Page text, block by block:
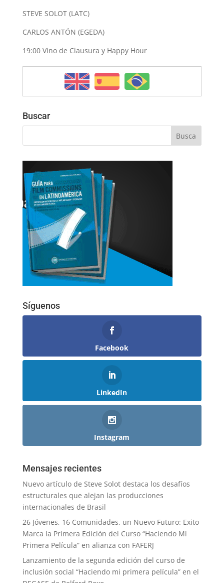
STEVE SOLOT (LATC)
CARLOS ANTÓN (EGEDA)
19:00 Vino de Clausura y Happy Hour
Buscar
Síguenos
Facebook
LinkedIn
Instagram
Mensajes recientes
Nuevo artículo de Steve Solot destaca los desafíos
estructurales que alejan las producciones
internacionales de Brasil
26 Jóvenes, 16 Comunidades, un Nuevo Futuro: Exito
Marca la Primera Edición del Curso “Haciendo Mi
Primera Película” en alianza con FAFERJ
Lanzamiento de la segunda edición del curso de
inclusión social “Haciendo mi primera película” en el